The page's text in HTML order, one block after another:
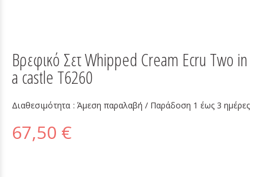
Βρεφικό Σετ Whipped Cream Ecru Two in
a castle T6260
Διαθεσιμότητα :Άμεση παραλαβή / Παράδoση 1 έως 3 ημέρες
67,50 €